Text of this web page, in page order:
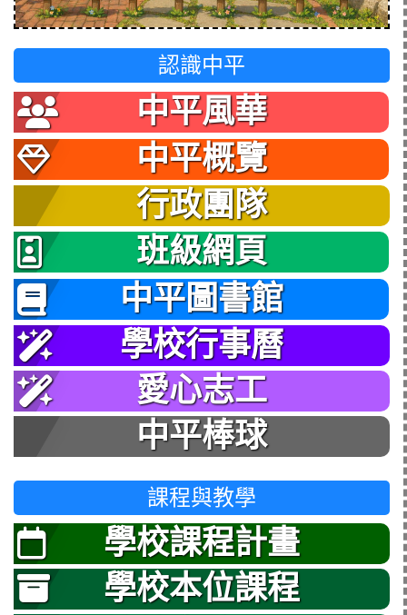
認識中平
中平風華
中平概覽
行政團隊
班級網頁
中平圖書館
學校行事曆
愛心志工
中平棒球
課程與教學
學校課程計畫
學校本位課程